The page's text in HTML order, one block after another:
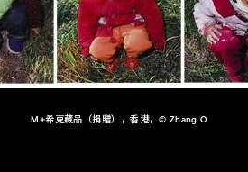
M+希克藏品（捐贈），香港，© Zhang O